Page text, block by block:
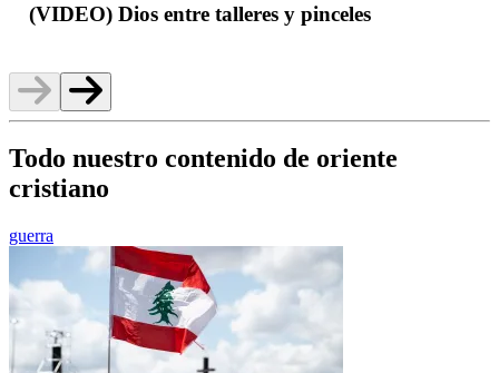
(VIDEO) Dios entre talleres y pinceles
Todo nuestro contenido de oriente
cristiano
guerra